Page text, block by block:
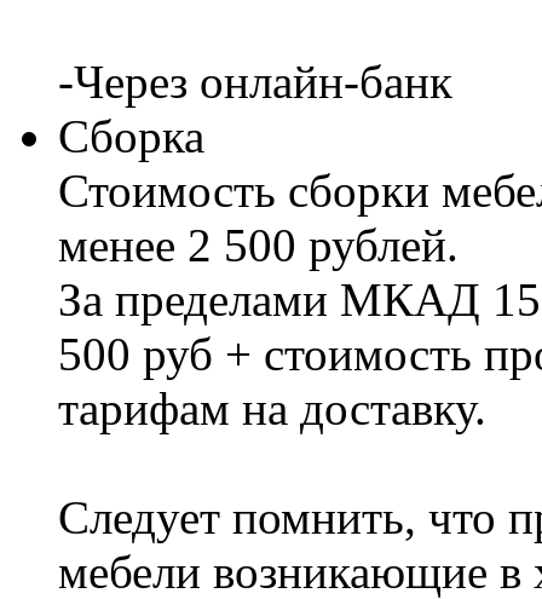
-Через онлайн-банк
Сборка
Стоимость сборки
менее 2 500 рублей.
За пределами МКАД
500 руб + стоимость
тарифам на доставку.
Следует помнить, что
мебели возникающие в